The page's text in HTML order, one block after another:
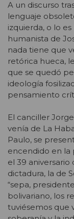
A un discurso
lenguaje
izquierda, o lo
humanista de
nada tiene que
retórica hueca,
que se quedó
ideología
pensamiento
El canciller
venía de La
Paulo, se
encendido en la
el 39
dictadura, la de
“sepa,
bolivariano, los
tuviésemos que